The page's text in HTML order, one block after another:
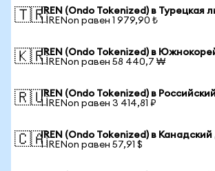
🇹🇷IREN (Ondo Tokenized) в Турецкая
1 IRENon равен 1 979,90 ₺
🇰🇷IREN (Ondo Tokenized) в
1 IRENon равен 58 440,7 ₩
🇷🇺IREN (Ondo Tokenized) в
1 IRENon равен 3 414,81 ₽
🇨🇦IREN (Ondo Tokenized) в
1 IRENon равен 57,91 $